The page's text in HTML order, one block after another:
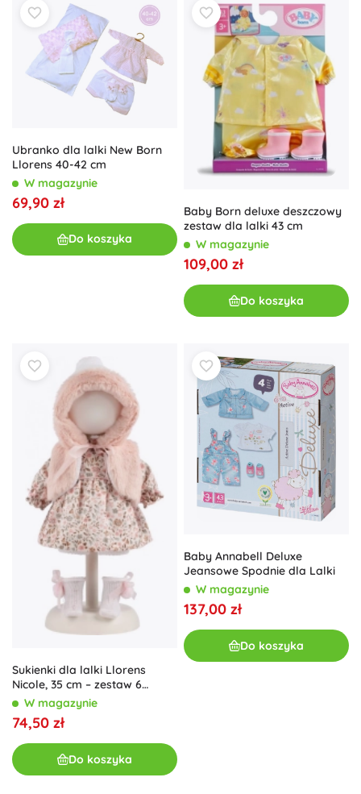
Ubranko dla lalki New Born
Llorens 40-42 cm
W magazynie
69,90 zł
Do koszyka
Baby Born deluxe deszczowy
zestaw dla lalki 43 cm
W magazynie
109,00 zł
Do koszyka
Sukienki dla lalki Llorens
Nicole, 35 cm – zestaw 6
elementów
W magazynie
74,50 zł
Do koszyka
Baby Annabell Deluxe
Jeansowe Spodnie dla Lalki
W magazynie
137,00 zł
Do koszyka